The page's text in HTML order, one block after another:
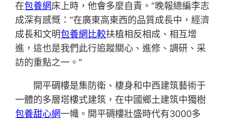
在包養網床上時，他會多麼自責。”晚報總編李志
成深有感慨：“在廣東高東西的品質成長中，經濟
成長和文明包養網比較扶植相反相成、相互增
進，這也是我們此行追蹤關心、進修、調研、采
訪的重點之一。”
開平碉樓是集防衛、棲身和中西建筑藝術于
一體的多層塔樓式建筑，在中國鄉土建筑中獨樹
包養甜心網一幟。開平碉樓壯盛時代有3000多